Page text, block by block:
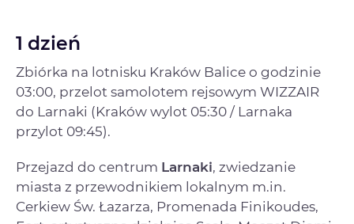
1 dzień
Zbiórka na lotnisku Kraków Balice o godzinie
03:00, przelot samolotem rejsowym WIZZAIR
do Larnaki (Kraków wylot 05:30 / Larnaka
przylot 09:45).
Przejazd do centrum Larnaki, zwiedzanie
miasta z przewodnikiem lokalnym m.in.
Cerkiew Św. Łazarza, Promenada Finikoudes,